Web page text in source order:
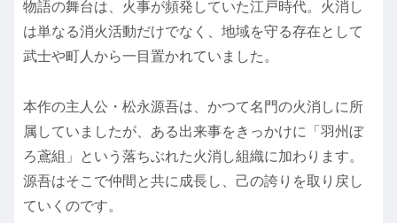
物語の舞台は、火事が頻発していた江戸時代。火消し
は単なる消火活動だけでなく、地域を守る存在として
武士や町人から一目置かれていました。
本作の主人公・松永源吾は、かつて名門の火消しに所
属していましたが、ある出来事をきっかけに「羽州ぼ
ろ鳶組」という落ちぶれた火消し組織に加わります。
源吾はそこで仲間と共に成長し、己の誇りを取り戻し
ていくのです。